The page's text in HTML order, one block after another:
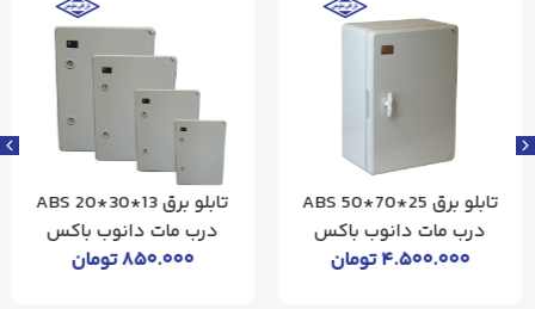
تابلو برق 25*70*50 ABS
درب مات دانوب باکس
۴.۵۰۰.۰۰۰تومان
تابلو برق 13*30*20 ABS
درب مات دانوب باکس
۸۵۰.۰۰۰تومان